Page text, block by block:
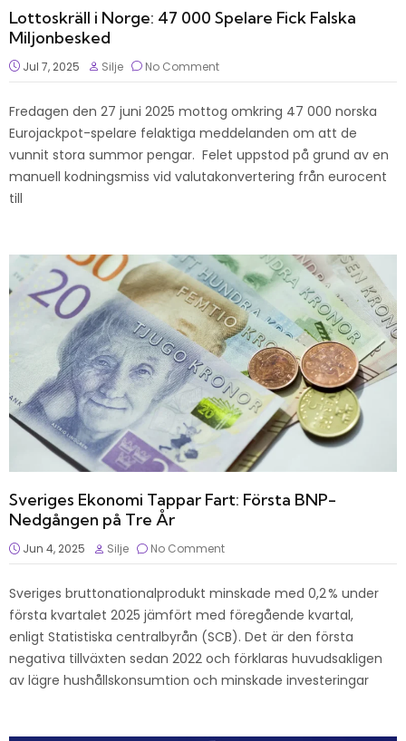
Lottoskräll i Norge: 47 000 Spelare Fick Falska
Miljonbesked
Jul 7, 2025 Silje No Comment
Fredagen den 27 juni 2025 mottog omkring 47 000 norska
Eurojackpot-spelare felaktiga meddelanden om att de
vunnit stora summor pengar. Felet uppstod på grund av en
manuell kodningsmiss vid valutakonvertering från eurocent
till
Sveriges Ekonomi Tappar Fart: Första BNP-
Nedgången på Tre År
Jun 4, 2025 Silje No Comment
Sveriges bruttonationalprodukt minskade med 0,2 % under
första kvartalet 2025 jämfört med föregående kvartal,
enligt Statistiska centralbyrån (SCB). Det är den första
negativa tillväxten sedan 2022 och förklaras huvudsakligen
av lägre hushållskonsumtion och minskade investeringar